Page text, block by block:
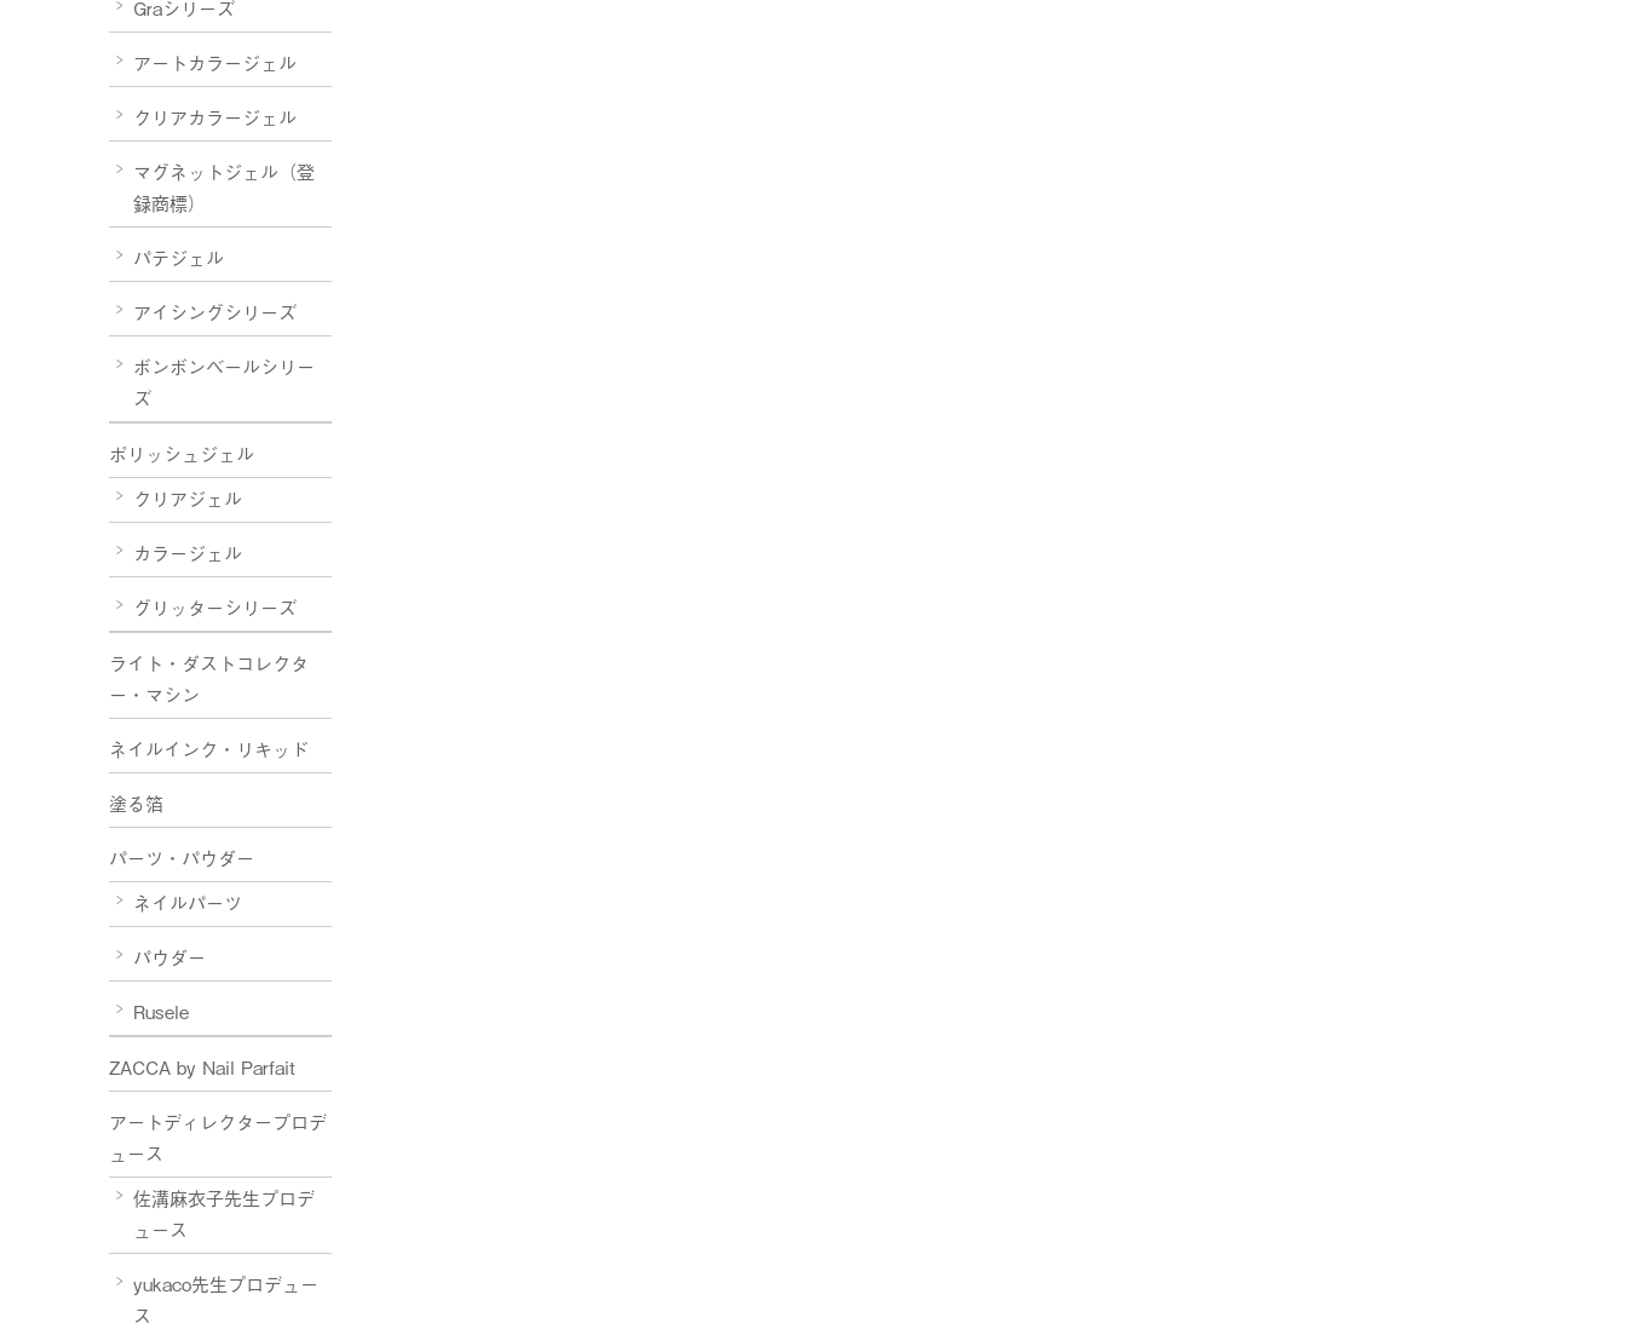
Graシリーズ
アートカラージェル
クリアカラージェル
マグネットジェル（登
録商標）
パテジェル
アイシングシリーズ
ボンボンベールシリー
ズ
ポリッシュジェル
クリアジェル
カラージェル
グリッターシリーズ
ライト・ダストコレクタ
ー・マシン
ネイルインク・リキッド
塗る箔
パーツ・パウダー
ネイルパーツ
パウダー
Rusele
ZACCA by Nail Parfait
アートディレクタープロデ
ュース
佐溝麻衣子先生プロデ
ュース
yukaco先生プロデュー
ス